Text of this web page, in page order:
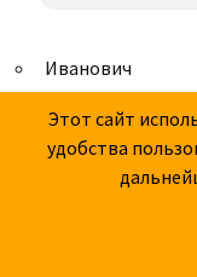
Иванович
04.08.2026 в 16:12
на"Двести лет
противостояния
Вячеслав
философский
Этот сайт
удобства